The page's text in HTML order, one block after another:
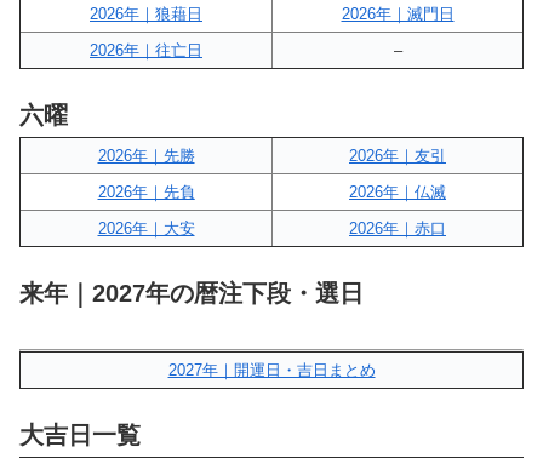
2026年｜狼藉日
2026年｜滅門日
2026年｜往亡日
–
六曜
2026年｜先勝
2026年｜友引
2026年｜先負
2026年｜仏滅
2026年｜大安
2026年｜赤口
来年｜2027年の暦注下段・選日
2027年｜開運日・吉日まとめ
大吉日一覧